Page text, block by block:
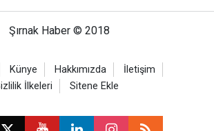
Şırnak Haber © 2018
Künye Hakkımızda
İletişim
İlkeleri
Sitene Ekle